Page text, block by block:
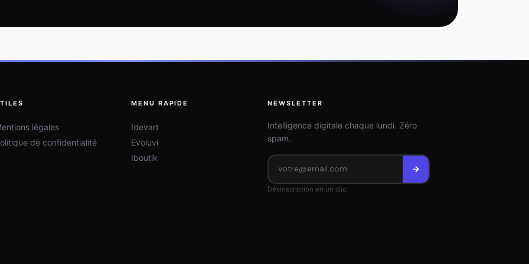
légales
de confidentialité
MENU RAPIDE
Idevart
Evoluvi
Iboutik
NEWSLETTER
Intelligence digitale chaque lundi. Zéro
spam.
Désinscription en un clic.